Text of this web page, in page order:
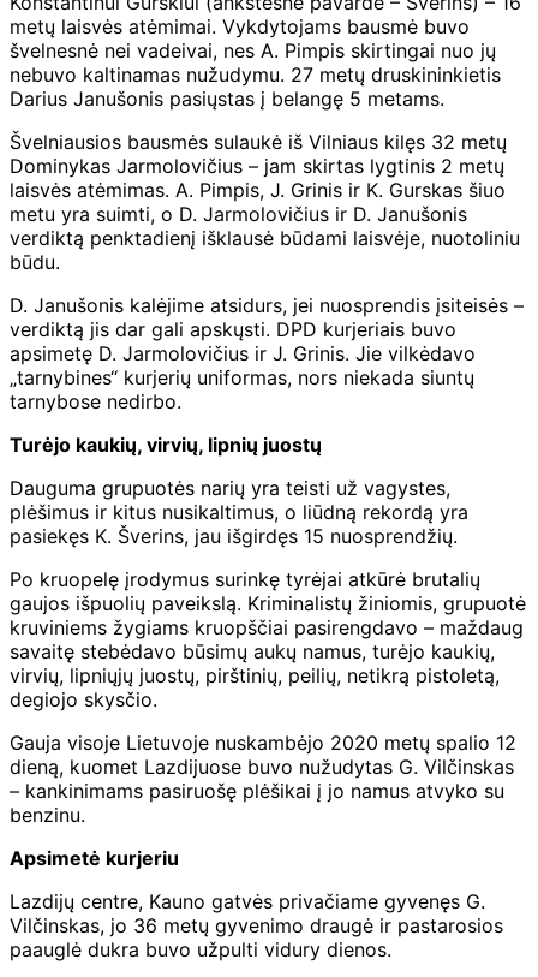
metų laisvės atėmimai. Vykdytojams bausmė buvo
švelnesnė nei vadeivai, nes A. Pimpis skirtingai nuo jų
nebuvo kaltinamas nužudymu. 27 metų druskininkietis
Darius Janušonis pasiųstas į belangę 5 metams.
Švelniausios bausmės sulaukė iš Vilniaus kilęs 32 metų
Dominykas Jarmolovičius – jam skirtas lygtinis 2 metų
laisvės atėmimas. A. Pimpis, J. Grinis ir K. Gurskas šiuo
metu yra suimti, o D. Jarmolovičius ir D. Janušonis
verdiktą penktadienį išklausė būdami laisvėje, nuotoliniu
būdu.
D. Janušonis kalėjime atsidurs, jei nuosprendis įsiteisės –
verdiktą jis dar gali apskųsti. DPD kurjeriais buvo
apsimetę D. Jarmolovičius ir J. Grinis. Jie vilkėdavo
„tarnybines“ kurjerių uniformas, nors niekada siuntų
tarnybose nedirbo.
Turėjo kaukių, virvių, lipnių juostų
Dauguma grupuotės narių yra teisti už vagystes,
plėšimus ir kitus nusikaltimus, o liūdną rekordą yra
pasiekęs K. Šverins, jau išgirdęs 15 nuosprendžių.
Po kruopelę įrodymus surinkę tyrėjai atkūrė brutalių
gaujos išpuolių paveikslą. Kriminalistų žiniomis, grupuotė
kruviniems žygiams kruopščiai pasirengdavo – maždaug
savaitę stebėdavo būsimų aukų namus, turėjo kaukių,
virvių, lipniųjų juostų, pirštinių, peilių, netikrą pistoletą,
degiojo skysčio.
Gauja visoje Lietuvoje nuskambėjo 2020 metų spalio 12
dieną, kuomet Lazdijuose buvo nužudytas G. Vilčinskas
– kankinimams pasiruošę plėšikai į jo namus atvyko su
benzinu.
Apsimetė kurjeriu
Lazdijų centre, Kauno gatvės privačiame gyvenęs G.
Vilčinskas, jo 36 metų gyvenimo draugė ir pastarosios
paauglė dukra buvo užpulti vidury dienos.